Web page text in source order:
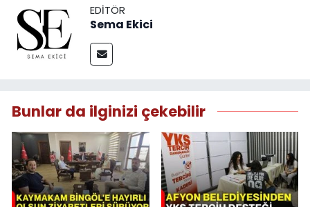
EDITÖR
Sema Ekici
Bunlar da ilginizi çekebilir